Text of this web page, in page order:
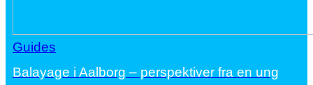
Guides
Balayage i Aalborg – perspektiver fra en ung